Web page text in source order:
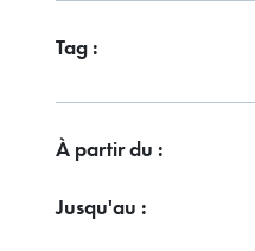
Tag :
À partir du :
Jusqu'au :